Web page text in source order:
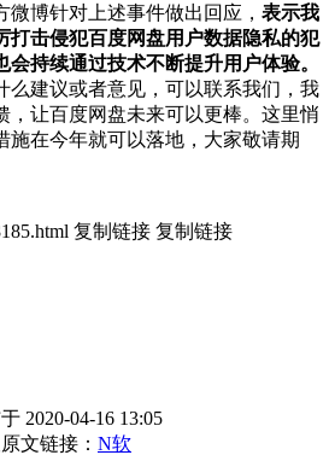
博针对上述事件做出回应， 表示我
打击侵犯百度网盘用户数据隐私的犯
持续通过技术不断提升用户体验。
么建议或者意见，可以联系我们，我
，让百度网盘未来可以更棒。这里悄
施在今年就可以落地，大家敬请期
复制链接 复制链接
2020-04-16 13:05
文链接： N软